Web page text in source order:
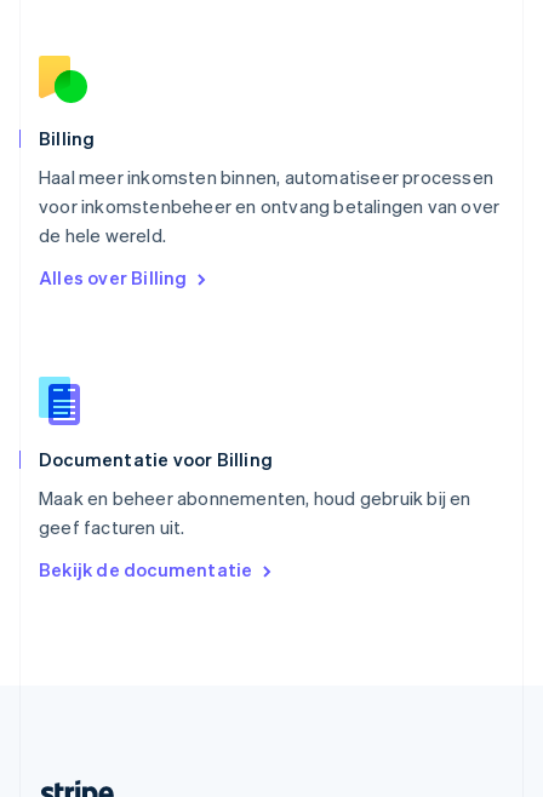
Billing
Haal meer inkomsten binnen, automatiseer processen
voor inkomstenbeheer en ontvang betalingen van over
de hele wereld.
Alles over Billing
Documentatie voor Billing
Maak en beheer abonnementen, houd gebruik bij en
geef facturen uit.
Bekijk de documentatie
English
Portugal
Português
English
Singapore
English简体中文
EnglishItaliano
Español
Thailand
Tsjechië
Vasteland van China
简体中文English
English